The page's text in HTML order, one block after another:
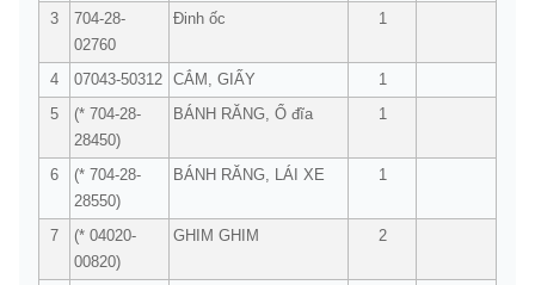
3
704-28-
02760
Đinh ốc 1
4 07043-50312 CẮM, GIẤY
1
5
(* 704-28-
28450)
BÁNH RĂNG, Ổ đĩa 1
6
(* 704-28-
28550)
BÁNH RĂNG, LÁI XE 1
7
(* 04020-
00820)
GHIM GHIM 2